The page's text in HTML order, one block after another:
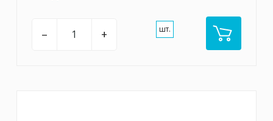
– + шт.